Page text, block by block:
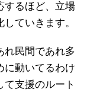
するほど、立場
ていきます。
れ民間であれ多
に動いてるわけ
支援のルート